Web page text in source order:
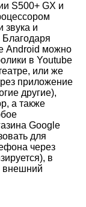
S500+ GX и
звука и
Благодаря
Android можно
в Youtube
или же
приложение
другие),
а также
Google
для
через
в
внешний